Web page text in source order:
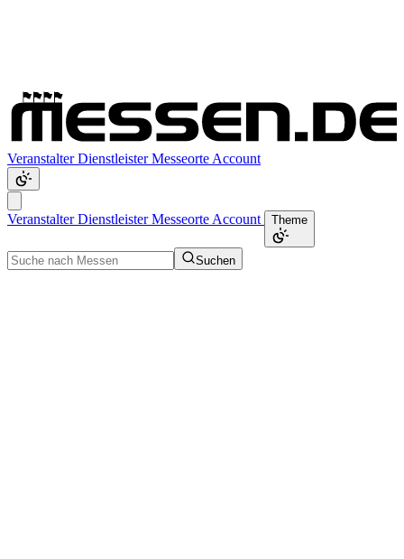
VeranstalterDienstleisterMesseorte Account
VeranstalterDienstleisterMesseorte Account Theme
Suchen